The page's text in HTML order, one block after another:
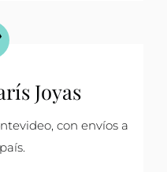
Joyas
con envíos a